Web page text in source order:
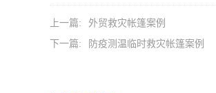
上一篇:
外贸救灾帐篷案例
下一篇:
防疫测温临时救灾帐篷案例